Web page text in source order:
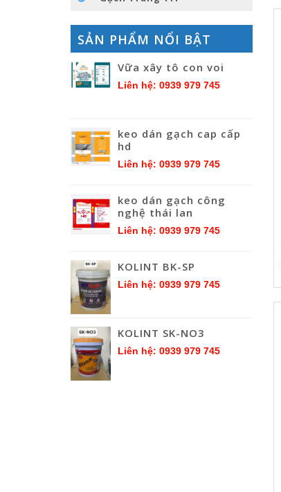
SẢN PHẨM NỔI BẬT
Vữa xây tô con voi
Liên hệ: 0939 979 745
keo dán gạch cap cấp
hd
Liên hệ: 0939 979 745
keo dán gạch công
nghệ thái lan
Liên hệ: 0939 979 745
KOLINT BK-SP
Liên hệ: 0939 979 745
KOLINT SK-NO3
Liên hệ: 0939 979 745